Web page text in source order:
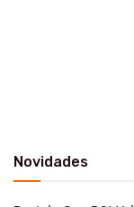
Novidades